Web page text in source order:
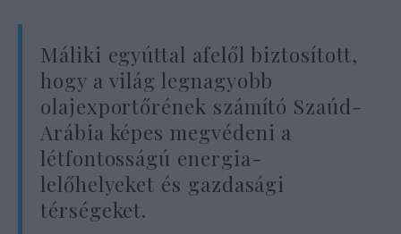
Máliki egyúttal afelől biztosított,
hogy a világ legnagyobb
olajexportőrének számító Szaúd-
Arábia képes megvédeni a
létfontosságú energia-
lelőhelyeket és gazdasági
térségeket.